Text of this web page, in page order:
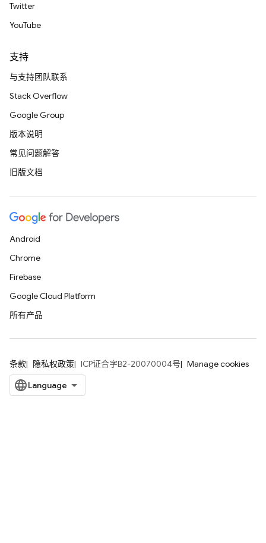
Twitter
YouTube
支持
与支持团队联系
Stack Overflow
Google Group
版本说明
常见问题解答
旧版文档
Android
Chrome
Firebase
Google Cloud Platform
所有产品
条款 隐私权政策 ICP证合字B2-20070004号 Manage cookies